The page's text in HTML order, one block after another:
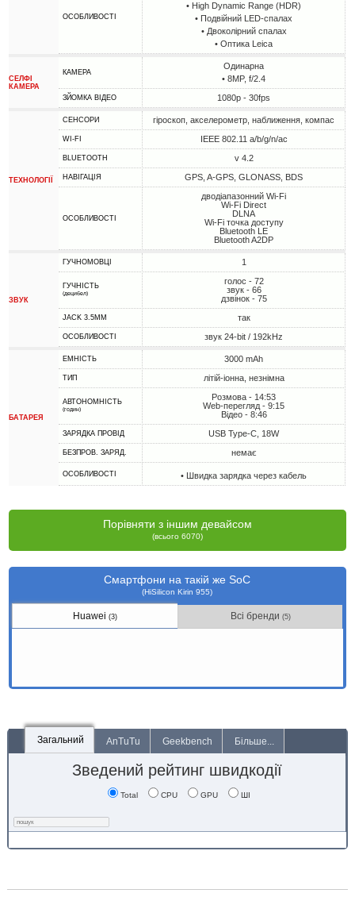
ОСОБЛИВОСТІ
• High Dynamic Range (HDR)
• Подвійний LED-спалах
• Двоколірний спалах
• Оптика Leica
СЕЛФІ
КАМЕРА
КАМЕРА
Одинарна
• 8MP, f/2.4
ЗЙОМКА ВІДЕО 1080p - 30fps
ТЕХНОЛОГІЇ
СЕНСОРИ гіроскоп, акселерометр, наближення, компас
WI-FI IEEE 802.11 a/b/g/n/ac
BLUETOOTH v 4.2
НАВІГАЦІЯ GPS, A-GPS, GLONASS, BDS
ОСОБЛИВОСТІ
дводіапазонний Wi-Fi
Wi-Fi Direct
DLNA
Wi-Fi точка доступу
Bluetooth LE
Bluetooth A2DP
ЗВУК
ГУЧНОМОВЦІ 1
ГУЧНІСТЬ
(децибел)
голос - 72
звук - 66
дзвінок - 75
JACK 3.5MM так
ОСОБЛИВОСТІ звук 24-bit / 192kHz
БАТАРЕЯ
ЕМНІСТЬ 3000 mAh
ТИП літій-іонна, незнімна
АВТОНОМНІСТЬ
(годин)
Розмова - 14:53
Web-перегляд - 9:15
Відео - 8:46
ЗАРЯДКА ПРОВІД USB Type-C, 18W
БЕЗПРОВ. ЗАРЯД. немає
ОСОБЛИВОСТІ • Швидка зарядка через кабель
Порівняти з іншим девайсом
(всього 6070)
Смартфони на такій же SoC
(HiSilicon Kirin 955)
Huawei(3) Всі бренди (5)
Загальний AnTuTu Geekbench Більше...
Зведений рейтинг швидкодії
Total CPU GPU ШІ